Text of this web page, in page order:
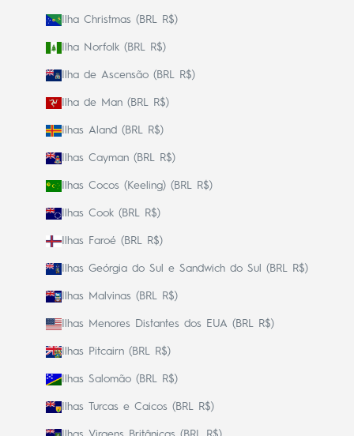
Ilha Christmas (BRL R$)
Ilha Norfolk (BRL R$)
Ilha de Ascensão (BRL R$)
Ilha de Man (BRL R$)
Ilhas Aland (BRL R$)
Ilhas Cayman (BRL R$)
Ilhas Cocos (Keeling) (BRL R$)
Ilhas Cook (BRL R$)
Ilhas Faroé (BRL R$)
Ilhas Geórgia do Sul e Sandwich do Sul (BRL R$)
Ilhas Malvinas (BRL R$)
Ilhas Menores Distantes dos EUA (BRL R$)
Ilhas Pitcairn (BRL R$)
Ilhas Salomão (BRL R$)
Ilhas Turcas e Caicos (BRL R$)